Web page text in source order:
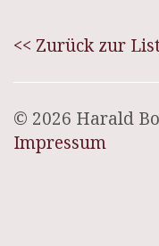
<< Zurück zur
© 2026 Harald
Impressum